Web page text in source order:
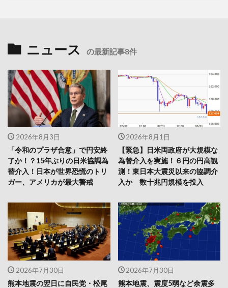
ニュース の最新記事8件
2026年8月3日
「令和のプラザ合意」で円安終
了か！？15年ぶりの日米協調為
替介入！日本が世界恐慌のトリ
ガー、アメリカが最大警戒
2026年8月1日
【緊急】日米両政府が大規模な
為替介入を実施！６円の円高観
測！東日本大震災以来の協調介
入か 数十兆円規模を投入
2026年7月30日
熊本地震の翌日に自民党・松尾
2026年7月30日
熊本地震、震度5弱など余震多